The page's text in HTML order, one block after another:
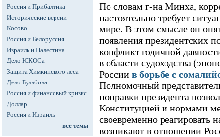
Россия и Прибалтика
Исторические версии
Косово
Россия и Белоруссия
Израиль и Палестина
Дело ЮКОСа
Защита Химкинского леса
Дело Бульбова
Россия и финансовый кризис
Доллар
Россия и Израиль
все темы
По словам г-на Минха,
настоятельно требует
мире. В этом смысле он
появления президентских
конфликт годичной
в области судоходства
России в борьбе с
Полномочный
поправки президента
Конституцией и нормами
своевременно реагировать
возникают в отношении